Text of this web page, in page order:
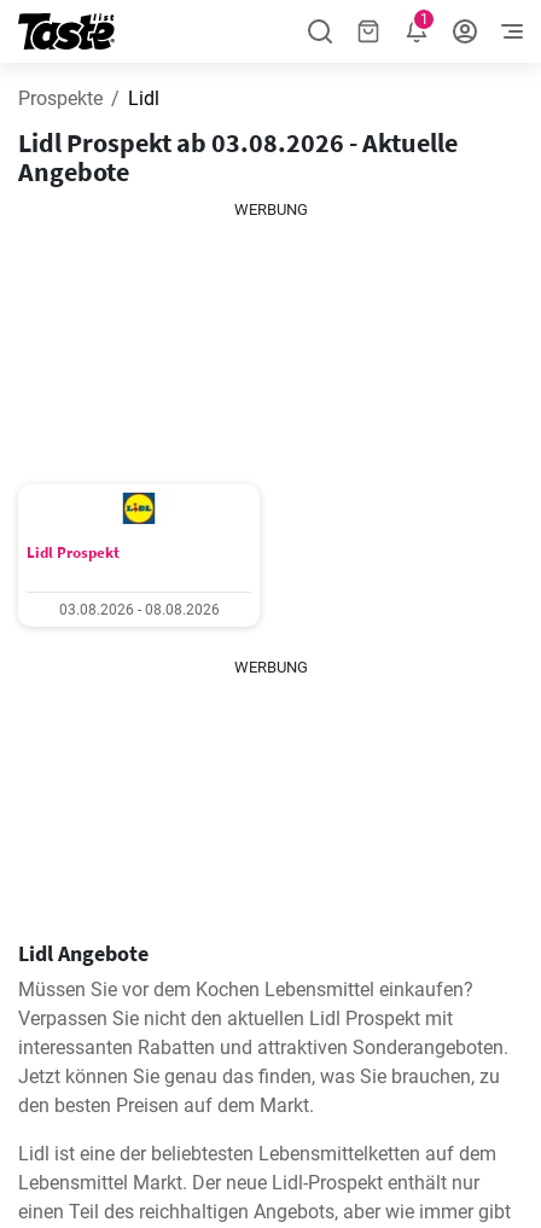
1
Prospekte Lidl
Lidl Prospekt ab 03.08.2026 - Aktuelle
Angebote
WERBUNG
Lidl Prospekt
03.08.2026 - 08.08.2026
WERBUNG
Lidl Angebote
Müssen Sie vor dem Kochen Lebensmittel einkaufen?
Verpassen Sie nicht den aktuellen Lidl Prospekt mit
interessanten Rabatten und attraktiven Sonderangeboten.
Jetzt können Sie genau das finden, was Sie brauchen, zu
den besten Preisen auf dem Markt.
Lidl ist eine der beliebtesten Lebensmittelketten auf dem
Lebensmittel Markt. Der neue Lidl-Prospekt enthält nur
einen Teil des reichhaltigen Angebots, aber wie immer gibt